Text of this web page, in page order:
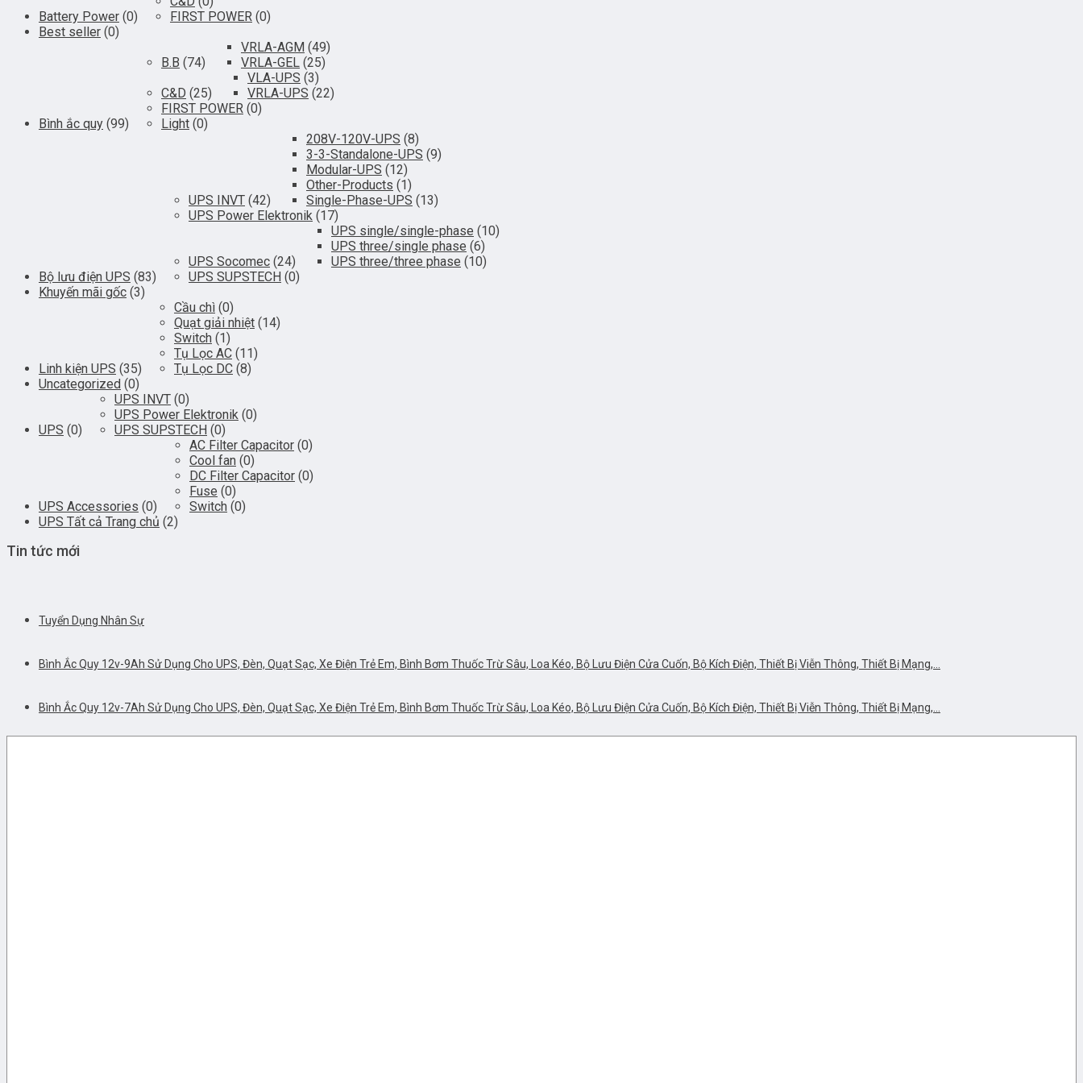
Battery Power (0)
FIRST POWER (0)
Best seller (0)
Bình ắc quy (99)
B.B (74)
VRLA-AGM (49)
VRLA-GEL (25)
C&D (25)
VLA-UPS (3)
VRLA-UPS (22)
FIRST POWER (0)
Light (0)
Bộ lưu điện UPS (83)
UPS INVT (42)
208V-120V-UPS (8)
3-3-Standalone-UPS (9)
Modular-UPS (12)
Other-Products (1)
Single-Phase-UPS (13)
UPS Power Elektronik (17)
UPS Socomec (24)
UPS single/single-phase (10)
UPS three/single phase (6)
UPS three/three phase (10)
UPS SUPSTECH (0)
Khuyến mãi gốc (3)
Linh kiện UPS (35)
Cầu chì (0)
Quạt giải nhiệt (14)
Switch (1)
Tụ Lọc AC (11)
Tụ Lọc DC (8)
Uncategorized (0)
UPS (0)
UPS INVT (0)
UPS Power Elektronik (0)
UPS SUPSTECH (0)
UPS Accessories (0)
AC Filter Capacitor (0)
Cool fan (0)
DC Filter Capacitor (0)
Fuse (0)
Switch (0)
UPS Tất cả Trang chủ (2)
Tin tức mới
Tuyển Dụng Nhân Sự
Bình Ắc Quy 12v-9Ah Sử Dụng Cho UPS, Đèn, Quạt Sạc, Xe Điện Trẻ Em, Bình Bơm Thuốc Trừ Sâu, Loa Kéo, Bộ Lưu Điện Cửa Cuốn, Bộ Kích Điện, Thiết Bị Viễn Thông, Thiết Bị Mạng,…
Bình Ắc Quy 12v-7Ah Sử Dụng Cho UPS, Đèn, Quạt Sạc, Xe Điện Trẻ Em, Bình Bơm Thuốc Trừ Sâu, Loa Kéo, Bộ Lưu Điện Cửa Cuốn, Bộ Kích Điện, Thiết Bị Viễn Thông, Thiết Bị Mạng,…